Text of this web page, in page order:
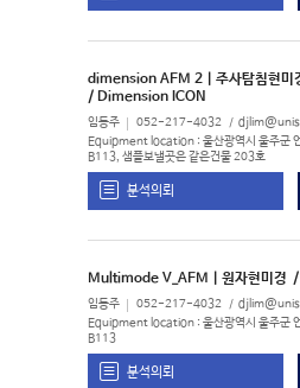
dimension AFM 2 | 주사탐침현미
/ Dimension ICON
임동주 052-217-4032
Equipment location : 울산광역시 울주군
B113, 샘플보낼곳은 같은건물 203호
분석의뢰
Multimode V_AFM | 원자현미경 /
임동주 052-217-4032
Equipment location : 울산광역시 울주군
B113
분석의뢰